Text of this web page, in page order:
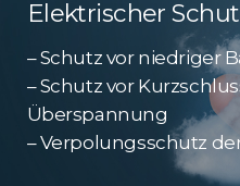
Elektrischer
– Schutz vor niedriger
– Schutz vor
Überspannung
– Verpolungsschutz